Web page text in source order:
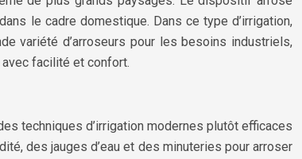
le cadre domestique. Dans ce type d’irrigation,
variété d’arroseurs pour les besoins industriels,
facilité et confort.
techniques d’irrigation modernes plutôt efficaces
des jauges d’eau et des minuteries pour arroser